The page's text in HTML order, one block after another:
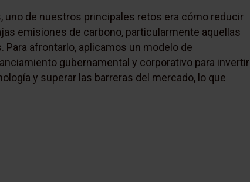
uno de nuestros principales retos era cómo reducir
emisiones de carbono, particularmente aquellas
afrontarlo, aplicamos un modelo de
gubernamental y corporativo para invertir
y superar las barreras del mercado, lo que